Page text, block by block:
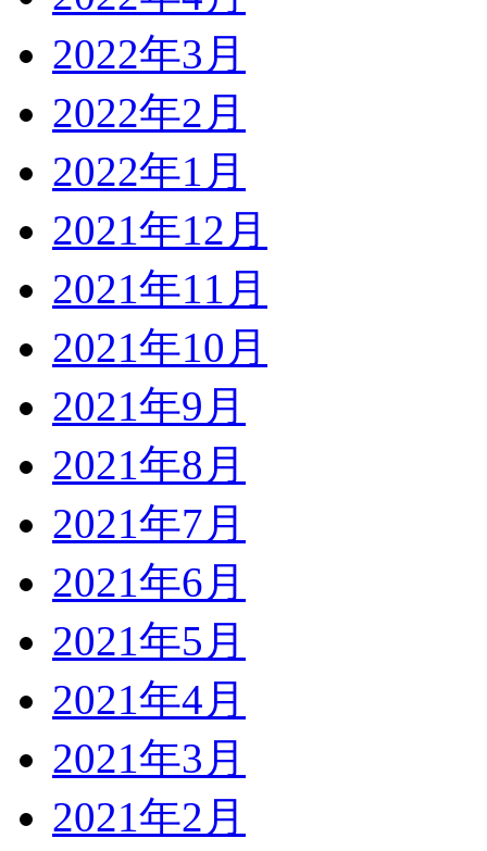
2022年3月
2022年2月
2022年1月
2021年12月
2021年11月
2021年10月
2021年9月
2021年8月
2021年7月
2021年6月
2021年5月
2021年4月
2021年3月
2021年2月